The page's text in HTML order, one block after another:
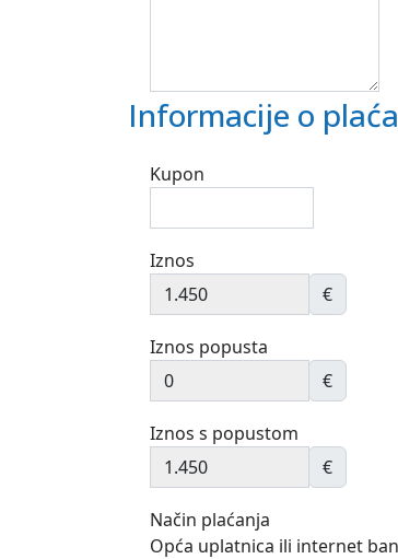
Informacije o
Kupon
Iznos
€
Iznos popusta
€
Iznos s popustom
€
Način plaćanja
Opća uplatnica ili internet